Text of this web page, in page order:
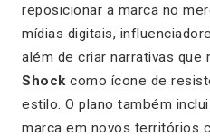
reposicionar a marca no
mídias digitais,
além de criar narrativas que
Shockcomo ícone de
estilo. O plano também
marca em novos territórios